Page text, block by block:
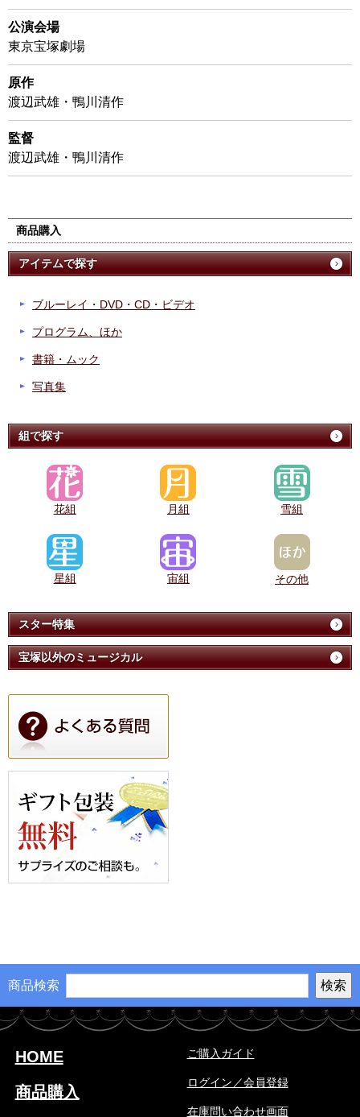
公演会場
東京宝塚劇場
原作
渡辺武雄・鴨川清作
監督
渡辺武雄・鴨川清作
商品購入
アイテムで探す
ブルーレイ・DVD・CD・ビデオ
プログラム、ほか
書籍・ムック
写真集
組で探す
花組 月組 雪組
星組 宙組 その他
スター特集
宝塚以外のミュージカル
商品検索
HOME
商品購入
ご購入ガイド
ログイン／会員登録
在庫問い合わせ画面